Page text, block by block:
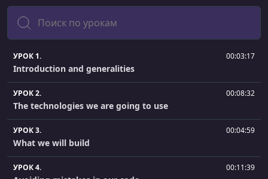
Поиск
УРОК 1. 00:03:17
Introduction and generalities
УРОК 2. 00:08:32
The technologies we are going to use
УРОК 3. 00:04:59
What we will build
УРОК 4. 00:11:39